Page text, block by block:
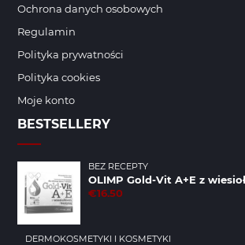
Ochrona danych osobowych
Regulamin
Polityka prywatności
Polityka cookies
Moje konto
BESTSELLERY
BEZ RECEPTY
OLIMP Gold-Vit A+E z
€16.50
DERMOKOSMETYKI I KOSMETYKI